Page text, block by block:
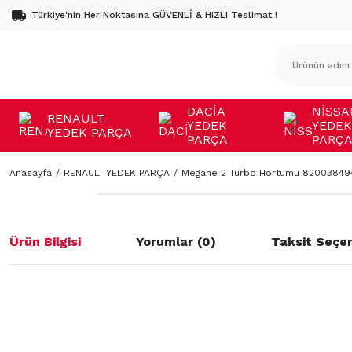
Türkiye'nin Her Noktasına GÜVENLİ & HIZLI Teslimat !
RENAULT
YEDEK PARÇA
DACİA
YEDEK
PARÇA
YEDEK
PARÇA
Anasayfa RENAULT YEDEK PARÇA Megane 2 Turbo Hortumu
Ürün Bilgisi Yorumlar (0) Taksit